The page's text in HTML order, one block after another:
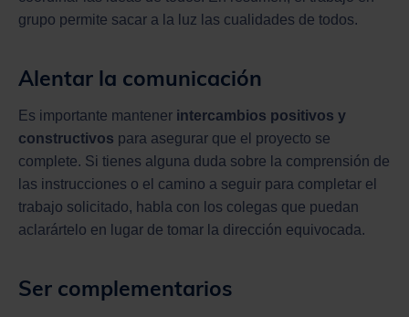
grupo permite sacar a la luz las cualidades de todos.
Alentar la comunicación
Es importante mantener intercambios positivos y
constructivos para asegurar que el proyecto se
complete. Si tienes alguna duda sobre la comprensión de
las instrucciones o el camino a seguir para completar el
trabajo solicitado, habla con los colegas que puedan
aclarártelo en lugar de tomar la dirección equivocada.
Ser complementarios